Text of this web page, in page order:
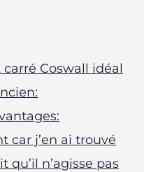
Coswall idéal
car j’en ai trouvé
qu’il n’agisse pas